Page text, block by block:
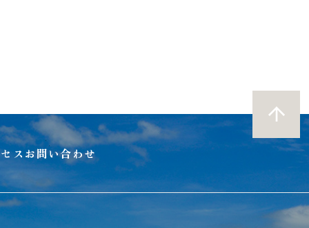
ス お問い合わせ